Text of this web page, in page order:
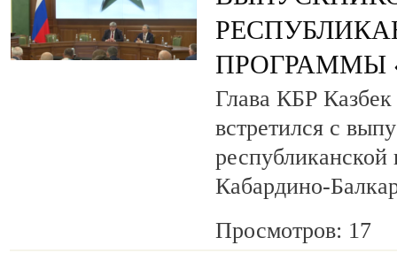
ПРОГРАММЫ
Глава КБР Казбек
встретился с
Кабардино-
Просмотров: 17